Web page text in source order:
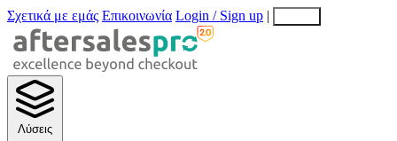
Σχετικά με εμάς Επικοινωνία Login / Sign up |
Λύσεις